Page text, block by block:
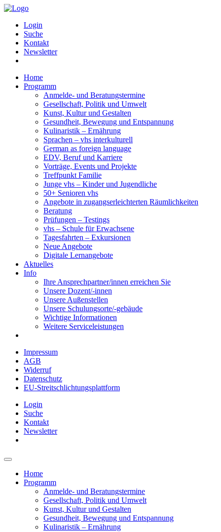
Login
Suche
Kontakt
Newsletter
Home
Programm
Anmelde- und Beratungstermine
Gesellschaft, Politik und Umwelt
Kunst, Kultur und Gestalten
Gesundheit, Bewegung und Entspannung
Kulinaristik – Ernährung
Sprachen – vhs interkulturell
German as foreign language
EDV, Beruf und Karriere
Vorträge, Events und Projekte
Treffpunkt Familie
Junge vhs – Kinder und Jugendliche
50+ Senioren vhs
Angebote in zugangserleichterten Räumlichkeiten
Beratung
Prüfungen – Testings
vhs – Schule für Erwachsene
Tagesfahrten – Exkursionen
Neue Angebote
Digitale Lernangebote
Aktuelles
Info
Ihre Ansprechpartner/innen erreichen Sie
Unsere Dozent/-innen
Unsere Außenstellen
Unsere Schulungsorte/-gebäude
Wichtige Informationen
Weitere Serviceleistungen
Impressum
AGB
Widerruf
Datenschutz
EU-Streitschlichtungsplattform
Login
Suche
Kontakt
Newsletter
Home
Programm
Anmelde- und Beratungstermine
Gesellschaft, Politik und Umwelt
Kunst, Kultur und Gestalten
Gesundheit, Bewegung und Entspannung
Kulinaristik – Ernährung